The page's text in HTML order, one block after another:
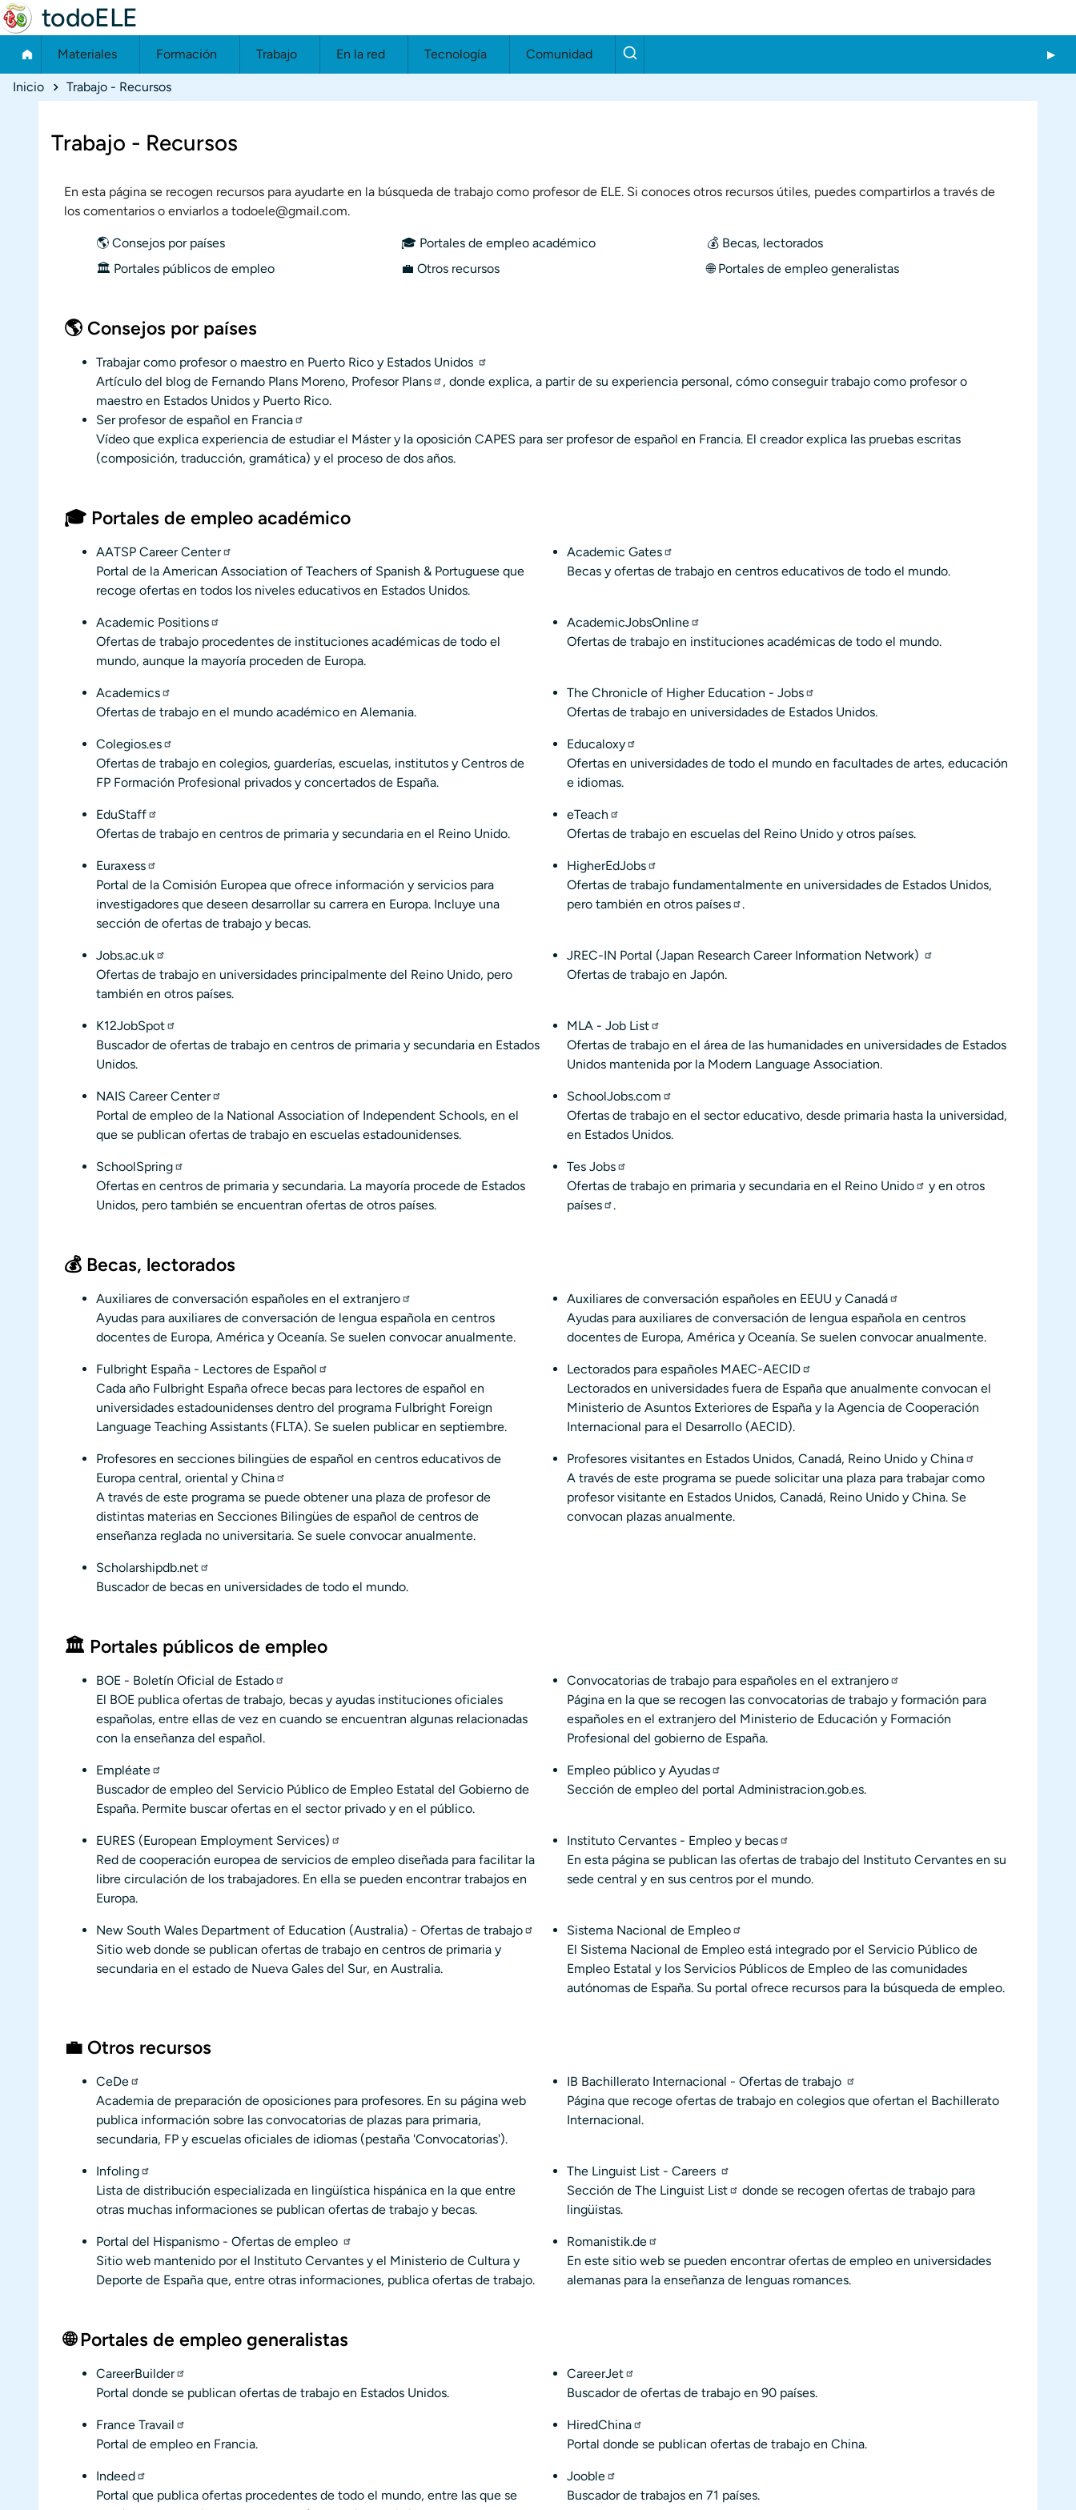
todoELE
Materiales Formación Trabajo En la red Tecnología Comunidad
Ruta de navegación
Inicio Trabajo - Recursos
Trabajo - Recursos
En esta página se recogen recursos para ayudarte en la búsqueda de trabajo como profesor de ELE. Si conoces otros recursos útiles, puedes compartirlos a través de
los comentarios o enviarlos a todoele@gmail.com.
🌎 Consejos por países 🎓 Portales de empleo académico 💰 Becas, lectorados
🏛️ Portales públicos de empleo 💼Otros recursos 🌐Portales de empleo generalistas
🌎 Consejos por países
Trabajar como profesor o maestro en Puerto Rico y Estados Unidos
Artículo del blog de Fernando Plans Moreno, Profesor Plans
, donde explica, a partir de su experiencia personal, cómo conseguir trabajo como profesor o
maestro en Estados Unidos y Puerto Rico.
Ser profesor de español en Francia
Vídeo que explica experiencia de estudiar el Máster y la oposición CAPES para ser profesor de español en Francia. El creador explica las pruebas escritas
(composición, traducción, gramática) y el proceso de dos años.
🎓 Portales de empleo académico
AATSP Career Center
Portal de la American Association of Teachers of Spanish & Portuguese que
recoge ofertas en todos los niveles educativos en Estados Unidos.
Academic Gates
Becas y ofertas de trabajo en centros educativos de todo el mundo.
Academic Positions
Ofertas de trabajo procedentes de instituciones académicas de todo el
mundo, aunque la mayoría proceden de Europa.
AcademicJobsOnline
Ofertas de trabajo en instituciones académicas de todo el mundo.
Academics
Ofertas de trabajo en el mundo académico en Alemania.
The Chronicle of Higher Education - Jobs
Ofertas de trabajo en universidades de Estados Unidos.
Colegios.es
Ofertas de trabajo en colegios, guarderías, escuelas, institutos y Centros de
FP Formación Profesional privados y concertados de España.
Educaloxy
Ofertas en universidades de todo el mundo en facultades de artes, educación
e idiomas.
EduStaff
Ofertas de trabajo en centros de primaria y secundaria en el Reino Unido.
eTeach
Ofertas de trabajo en escuelas del Reino Unido y otros países.
Euraxess
Portal de la Comisión Europea que ofrece información y servicios para
investigadores que deseen desarrollar su carrera en Europa. Incluye una
sección de ofertas de trabajo y becas.
HigherEdJobs
Ofertas de trabajo fundamentalmente en universidades de Estados Unidos,
pero también en otros países .
Jobs.ac.uk
Ofertas de trabajo en universidades principalmente del Reino Unido, pero
también en otros países.
JREC-IN Portal (Japan Research Career Information Network)
Ofertas de trabajo en Japón.
K12JobSpot
Buscador de ofertas de trabajo en centros de primaria y secundaria en Estados
Unidos.
MLA - Job List
Ofertas de trabajo en el área de las humanidades en universidades de Estados
Unidos mantenida por la Modern Language Association.
NAIS Career Center
Portal de empleo de la National Association of Independent Schools, en el
que se publican ofertas de trabajo en escuelas estadounidenses.
SchoolJobs.com
Ofertas de trabajo en el sector educativo, desde primaria hasta la universidad,
en Estados Unidos.
SchoolSpring
Ofertas en centros de primaria y secundaria. La mayoría procede de Estados
Unidos, pero también se encuentran ofertas de otros países.
Tes Jobs
Ofertas de trabajo en primaria y secundaria en el Reino Unido y en otros
países
.
💰 Becas, lectorados
Auxiliares de conversación españoles en el extranjero
Ayudas para auxiliares de conversación de lengua española en centros
docentes de Europa, América y Oceanía. Se suelen convocar anualmente.
Auxiliares de conversación españoles en EEUU y Canadá
Ayudas para auxiliares de conversación de lengua española en centros
docentes de Europa, América y Oceanía. Se suelen convocar anualmente.
Fulbright España - Lectores de Español
Cada año Fulbright España ofrece becas para lectores de español en
universidades estadounidenses dentro del programa Fulbright Foreign
Language Teaching Assistants (FLTA). Se suelen publicar en septiembre.
Lectorados para españoles MAEC-AECID
Lectorados en universidades fuera de España que anualmente convocan el
Ministerio de Asuntos Exteriores de España y la Agencia de Cooperación
Internacional para el Desarrollo (AECID).
Profesores en secciones bilingües de español en centros educativos de
Europa central, oriental y China
A través de este programa se puede obtener una plaza de profesor de
distintas materias en Secciones Bilingües de español de centros de
enseñanza reglada no universitaria. Se suele convocar anualmente.
Profesores visitantes en Estados Unidos, Canadá, Reino Unido y China
A través de este programa se puede solicitar una plaza para trabajar como
profesor visitante en Estados Unidos, Canadá, Reino Unido y China. Se
convocan plazas anualmente.
Scholarshipdb.net
Buscador de becas en universidades de todo el mundo.
🏛️ Portales públicos de empleo
BOE - Boletín Oficial de Estado
El BOE publica ofertas de trabajo, becas y ayudas instituciones oficiales
españolas, entre ellas de vez en cuando se encuentran algunas relacionadas
con la enseñanza del español.
Convocatorias de trabajo para españoles en el extranjero
Página en la que se recogen las convocatorias de trabajo y formación para
españoles en el extranjero del Ministerio de Educación y Formación
Profesional del gobierno de España.
Empléate
Buscador de empleo del Servicio Público de Empleo Estatal del Gobierno de
España. Permite buscar ofertas en el sector privado y en el público.
Empleo público y Ayudas
Sección de empleo del portal Administracion.gob.es.
EURES (European Employment Services)
Red de cooperación europea de servicios de empleo diseñada para facilitar la
libre circulación de los trabajadores. En ella se pueden encontrar trabajos en
Europa.
Instituto Cervantes - Empleo y becas
En esta página se publican las ofertas de trabajo del Instituto Cervantes en su
sede central y en sus centros por el mundo.
New South Wales Department of Education (Australia) - Ofertas de trabajo
Sitio web donde se publican ofertas de trabajo en centros de primaria y
secundaria en el estado de Nueva Gales del Sur, en Australia.
Sistema Nacional de Empleo
El Sistema Nacional de Empleo está integrado por el Servicio Público de
Empleo Estatal y los Servicios Públicos de Empleo de las comunidades
autónomas de España. Su portal ofrece recursos para la búsqueda de empleo.
💼 Otros recursos
CeDe
Academia de preparación de oposiciones para profesores. En su página web
publica información sobre las convocatorias de plazas para primaria,
secundaria, FP y escuelas oficiales de idiomas (pestaña 'Convocatorias').
IB Bachillerato Internacional - Ofertas de trabajo
Página que recoge ofertas de trabajo en colegios que ofertan el Bachillerato
Internacional.
Infoling
Lista de distribución especializada en lingüística hispánica en la que entre
otras muchas informaciones se publican ofertas de trabajo y becas.
The Linguist List - Careers
Sección de The Linguist List
donde se recogen ofertas de trabajo para
lingüistas.
Portal del Hispanismo - Ofertas de empleo
Sitio web mantenido por el Instituto Cervantes y el Ministerio de Cultura y
Deporte de España que, entre otras informaciones, publica ofertas de trabajo.
Romanistik.de
En este sitio web se pueden encontrar ofertas de empleo en universidades
alemanas para la enseñanza de lenguas romances.
🌐 Portales de empleo generalistas
CareerBuilder
Portal donde se publican ofertas de trabajo en Estados Unidos.
CareerJet
Buscador de ofertas de trabajo en 90 países.
France Travail
Portal de empleo en Francia.
HiredChina
Portal donde se publican ofertas de trabajo en China.
Indeed
Portal que publica ofertas procedentes de todo el mundo, entre las que se
Jooble
Buscador de trabajos en 71 países.